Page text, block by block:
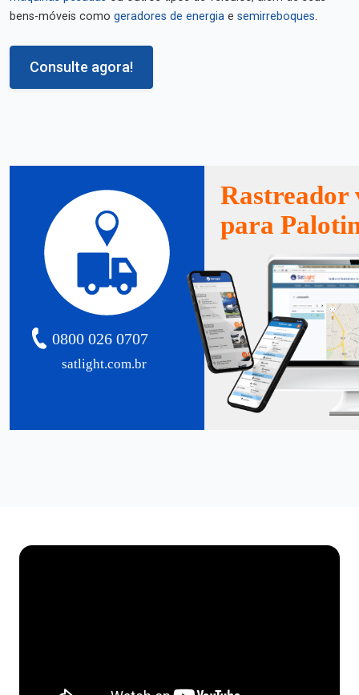
bens-móveis como geradores de energia e semirreboques.
Consulte agora!
satlight.com.br
0800 026 0707
Rastreador
para